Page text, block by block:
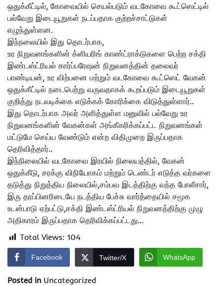
ஒதுக்கீட்டில், கோவையில் செயல்படும் வடகோவை கூட்ஸெட்டில்
பல்வேறு இடையூறுகள் நடப்பதாக குற்றச்சாட்டுகள்
எழுந்துள்ளன.
இந்நலையில் இது தொடர்பாக,
உர நிறுவனங்களின் க்ளியரிங் காண்ட்ராக்டுகளை பெற்ற சக்தி
இண்டஸ்ட்ரியல் கார்ப்பரேஷன் நிறுவனத்தின் தலைவர்
பாண்டியன், உர விற்பனை மற்றும் வடகோவை கூட்ஸெட் வேகன்
ஒதுக்கீட்டில் நடைபெற்று வருவதாகக் கூறப்படும் இடையூறுகள்
குறித்து நடவடிக்கை எடுக்கக் கோரிக்கை விடுத்துள்ளார்..
இது தொடர்பாக அவர் அளித்துள்ள மனுவில் பல்வேறு உர
நிறுவனங்களின் வேகன்கள் அங்கீகரிக்கப்பட்ட நிறுவனங்கள்
மட்டுமே செய்ய வேண்டும் என்ற விதிமுறை இருப்பதாக
தெரிவித்தார்..
இந்நிலையில் வடகோவை இரயில் நிலையத்தில், வேகன்
ஒதுக்கீடு, சரக்கு விநியோகம் மற்றும் டெண்டர் எடுத்த வர்களை
தடுத்து நிறுத்திய நிலையில்,சம்பவ இடத்திற்கு வந்த போலீசார்,
இரு தரப்பினரிடையே நடத்திய பேச்சு வார்த்தையில் சமூக
உடன்பாடு ஏற்பட்டு,சக்தி இண்டஸ்ட்ரியல் நிறுவனத்திற்கு முழு
அதிகாரம் இருப்பதாக தெரிவிக்கப்பட்டது…
Total Views: 104
Facebook Twitter/X WhatsApp
Posted in Uncategorized